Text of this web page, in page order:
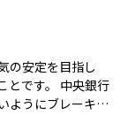
Prices）」と
ている。これらの
を促す。 FRB
政府から独立した
に独立している
の安定を目指し
中央銀行
ようにブレーキを